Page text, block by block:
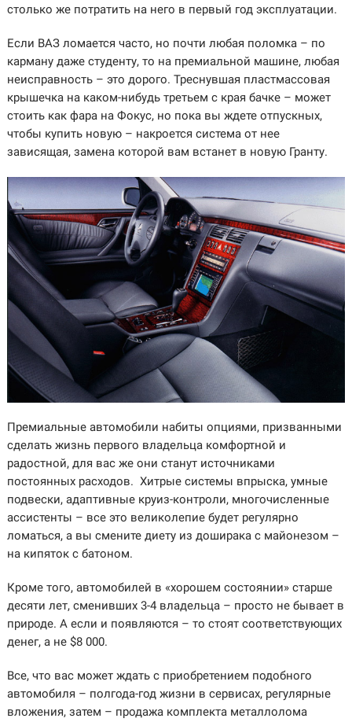
столько же потратить на него в первый год эксплуатации.
Если ВАЗ ломается часто, но почти любая поломка – по
карману даже студенту, то на премиальной машине, любая
неисправность – это дорого. Треснувшая пластмассовая
крышечка на каком-нибудь третьем с края бачке – может
стоить как фара на Фокус, но пока вы ждете отпускных,
чтобы купить новую – накроется система от нее
зависящая, замена которой вам встанет в новую Гранту.
Премиальные автомобили набиты опциями, призванными
сделать жизнь первого владельца комфортной и
радостной, для вас же они станут источниками
постоянных расходов. Хитрые системы впрыска, умные
подвески, адаптивные круиз-контроли, многочисленные
ассистенты – все это великолепие будет регулярно
ломаться, а вы смените диету из доширака с майонезом –
на кипяток с батоном.
Кроме того, автомобилей в «хорошем состоянии» старше
десяти лет, сменивших 3-4 владельца – просто не бывает в
природе. А если и появляются – то стоят соответствующих
денег, а не $8 000.
Все, что вас может ждать с приобретением подобного
автомобиля – полгода-год жизни в сервисах, регулярные
вложения, затем – продажа комплекта металлолома